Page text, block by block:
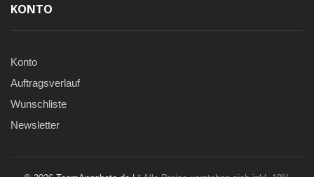
KONTO
Konto
Auftragsverlauf
Wunschliste
Newsletter